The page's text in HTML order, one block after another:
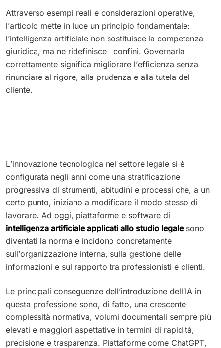
Attraverso esempi reali e considerazioni operative,
l’articolo mette in luce un principio fondamentale:
l’intelligenza artificiale non sostituisce la competenza
giuridica, ma ne ridefinisce i confini. Governarla
correttamente significa migliorare l’efficienza senza
rinunciare al rigore, alla prudenza e alla tutela del
cliente.
L’innovazione tecnologica nel settore legale si è
configurata negli anni come una stratificazione
progressiva di strumenti, abitudini e processi che, a un
certo punto, iniziano a modificare il modo stesso di
lavorare. Ad oggi, piattaforme e software di
intelligenza artificiale applicati allo studio legalesono
diventati la norma e incidono concretamente
sull’organizzazione interna, sulla gestione delle
informazioni e sul rapporto tra professionisti e clienti.
Le principali conseguenze dell’introduzione dell’IA in
questa professione sono, di fatto, una crescente
complessità normativa, volumi documentali sempre più
elevati e maggiori aspettative in termini di rapidità,
precisione e trasparenza. Piattaforme come ChatGPT,